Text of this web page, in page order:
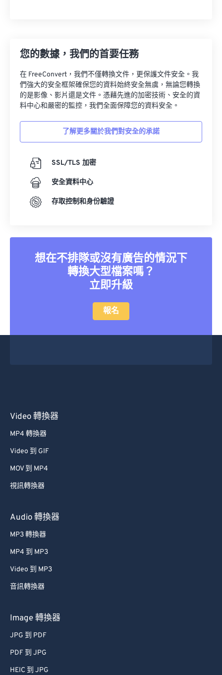
您的數據，我們的首要任務
在 FreeConvert，我們不僅轉換文件，更保護文件安全。我
們強大的安全框架確保您的資料始終安全無虞，無論您轉換
的是影像、影片還是文件。憑藉先進的加密技術、安全的資
料中心和嚴密的監控，我們全面保障您的資料安全。
了解更多關於我們對安全的承諾
SSL/TLS 加密
安全資料中心
存取控制和身份驗證
想在不排隊或沒有廣告的情況下
轉換大型檔案嗎？
立即升級
報名
Video 轉換器
MP4 轉換器
Video 到 GIF
MOV 到 MP4
視訊轉換器
Audio 轉換器
MP3 轉換器
MP4 到 MP3
Video 到 MP3
音訊轉換器
Image 轉換器
JPG 到 PDF
PDF 到 JPG
HEIC 到 JPG